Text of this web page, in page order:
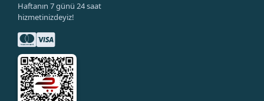
Haftanın 7 günü 24 saat
hizmetinizdeyiz!